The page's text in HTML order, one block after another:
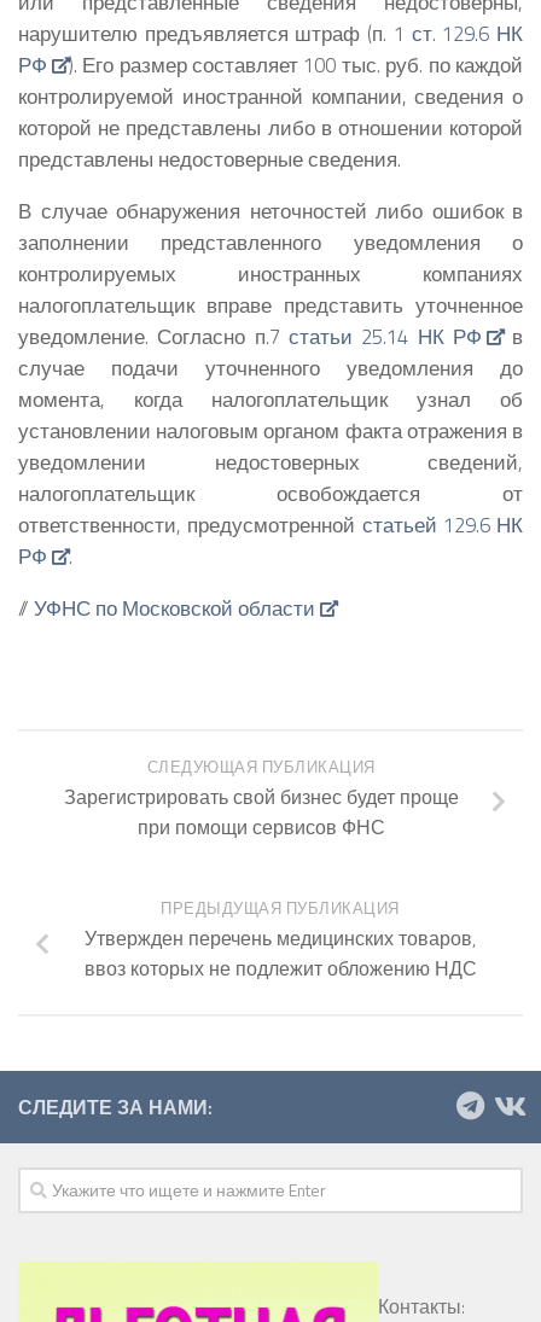
нарушителю предъявляется штраф (п. 1 ст. 129.6 НК
РФ
). Его размер составляет 100 тыс. руб. по каждой
контролируемой иностранной компании, сведения о
которой не представлены либо в отношении которой
представлены недостоверные сведения.
В случае обнаружения неточностей либо ошибок в
заполнении представленного уведомления о
контролируемых иностранных компаниях
налогоплательщик вправе представить уточненное
уведомление. Согласно п.7 статьи 25.14 НК РФ
в
случае подачи уточненного уведомления до
момента, когда налогоплательщик узнал об
установлении налоговым органом факта отражения в
уведомлении недостоверных сведений,
налогоплательщик освобождается от
ответственности, предусмотренной статьей 129.6 НК
РФ
.
// УФНС по Московской области
СЛЕДУЮЩАЯ ПУБЛИКАЦИЯ
Зарегистрировать свой бизнес будет проще
при помощи сервисов ФНС
ПРЕДЫДУЩАЯ ПУБЛИКАЦИЯ
Утвержден перечень медицинских товаров,
ввоз которых не подлежит обложению НДС
СЛЕДИТЕ ЗА НАМИ:
Контакты: